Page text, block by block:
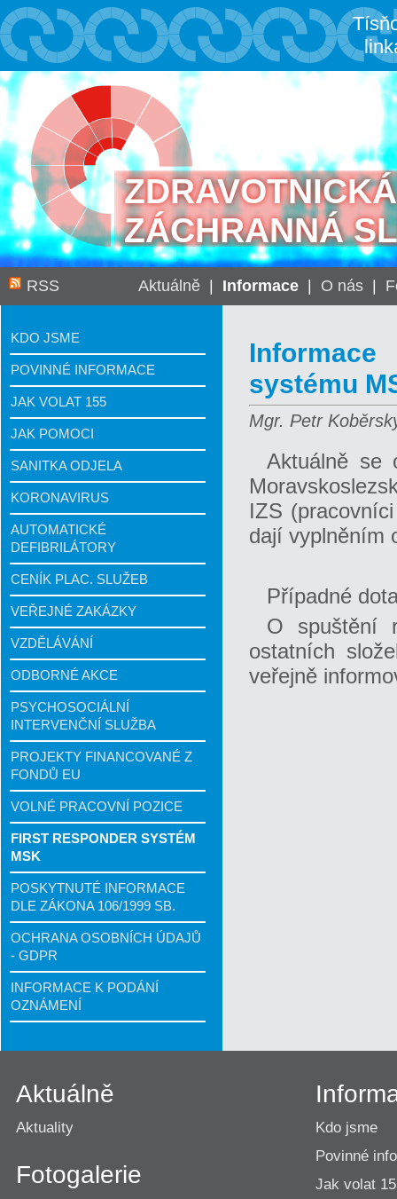
ZDRAVOTNICKÁ
ZÁCHRANNÁ
RSS Aktuálně Informace O nás
KDO JSME
POVINNÉ INFORMACE
JAK VOLAT 155
JAK POMOCI
SANITKA ODJELA
KORONAVIRUS
AUTOMATICKÉ
DEFIBRILÁTORY
CENÍK PLAC. SLUŽEB
VEŘEJNÉ ZAKÁZKY
VZDĚLÁVÁNÍ
ODBORNÉ AKCE
PSYCHOSOCIÁLNÍ
INTERVENČNÍ SLUŽBA
PROJEKTY FINANCOVANÉ Z
FONDŮ EU
VOLNÉ PRACOVNÍ POZICE
FIRST RESPONDER SYSTÉM
MSK
POSKYTNUTÉ INFORMACE
DLE ZÁKONA 106/1999 SB.
OCHRANA OSOBNÍCH ÚDAJŮ
- GDPR
INFORMACE K PODÁNÍ
OZNÁMENÍ
systému
Mgr. Petr
Aktuálně se
IZS
dají vyplněním
Případné
O spuštění
ostatních
veřejně
Aktuálně
Aktuality
Fotogalerie
Kdo jsme
Povinné
Jak volat